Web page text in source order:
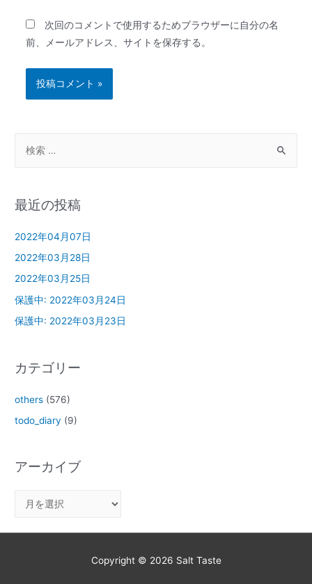
次回のコメントで使用するためブラウザーに自分の名
前、メールアドレス、サイトを保存する。
最近の投稿
2022年04月07日
2022年03月28日
2022年03月25日
保護中: 2022年03月24日
保護中: 2022年03月23日
カテゴリー
others (576)
todo_diary (9)
アーカイブ
Copyright © 2026 Salt Taste